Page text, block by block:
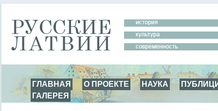
ГЛАВНАЯ О ПРОЕКТЕ НАУКА
ГАЛЕРЕЯ